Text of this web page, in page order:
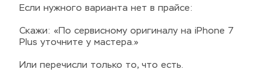
Если нужного варианта нет в прайсе:
Скажи: «По сервисному оригиналу на iPhone 7
Plus уточните у мастера.»
Или перечисли только то, что есть.